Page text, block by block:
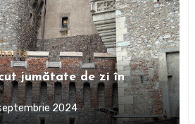
hartă
jumătate de zi în
2024